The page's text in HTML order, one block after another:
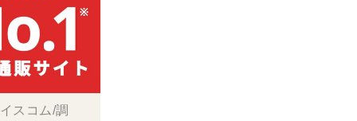
スコム/調